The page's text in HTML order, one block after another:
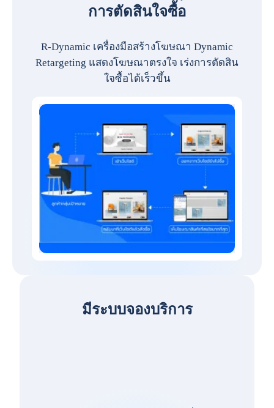
การตัดสินใจซื้อ
R-Dynamic เครื่องมือสร้างโฆษณา Dynamic
Retargeting แสดงโฆษณาตรงใจ เร่งการตัดสิน
ใจซื้อได้เร็วขึ้น
มีระบบจองบริการ